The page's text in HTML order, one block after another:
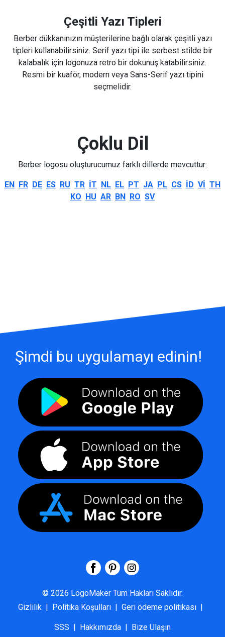
Çeşitli Yazı Tipleri
Berber dükkanınızın müşterilerine bağlı olarak çeşitli yazı
tipleri kullanabilirsiniz. Serif yazı tipi ile serbest stilde bir
kalabalık için logonuza retro bir dokunuş katabilirsiniz.
Resmi bir kuaför, modern veya Sans-Serif yazı tipini
seçmelidir.
Çoklu Dil
Berber logosu oluşturucumuz farklı dillerde mevcuttur:
EN FR DE ES RU TR IT NL EL PT JA PL CS ID VI TH
KO HU AR BN RO SV
Şimdi bu uygulamayı edinin!
© 2026 LogoMaker Tüm Hakları Saklıdır.
Gizlilik | Politika Koşulları | Geri ödeme politikası |
SSS | Hakkımızda | Bize Ulaşın